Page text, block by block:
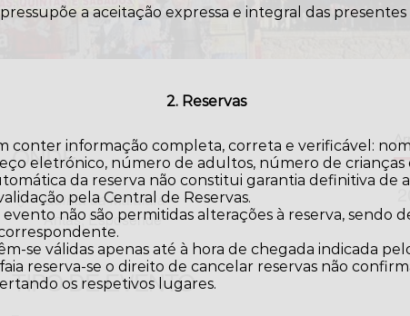
ONDE
Quinta da Malafaia
Antas, Esposende
TIPO DE EVENTO
a aceitação expressa e integral das presentes
2. Reservas
conter informação completa, correta e verificável:
eletrónico, número de adultos, número de crianças
da reserva não constitui garantia definitiva de
pela Central de Reservas.
não são permitidas alterações à reserva, sendo
se válidas apenas até à hora de chegada indicada
reserva-se o direito de cancelar reservas não
os respetivos lugares.